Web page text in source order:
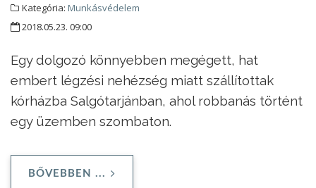
Kategória: Munkásvédelem
2018.05.23. 09:00
Egy dolgozó könnyebben megégett, hat
embert légzési nehézség miatt szállítottak
kórházba Salgótarjánban, ahol robbanás történt
egy üzemben szombaton.
BŐVEBBEN ...